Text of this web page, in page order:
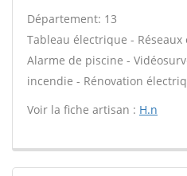
Département: 13
Tableau électrique -
Alarme de piscine -
incendie - Rénovation
Voir la fiche artisan : H.n